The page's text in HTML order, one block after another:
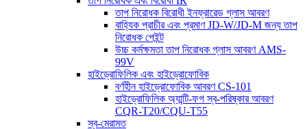
তাপ নিরোধক বিরোধী ইনফ্রারেড গ্লাস আবরণ
বাহ্যিক প্রাচীর এবং প্রমাণ JD-W/JD-M জন্য তাপ
নিরোধক পেইন্ট
উচ্চ কর্মক্ষমতা তাপ নিরোধক গ্লাস আবরণ AMS-
99V
হাইড্রোফিলিক এবং হাইড্রোফোবিক
বর্ণহীন হাইড্রোফোবিক আবরণ CS-101
হাইড্রোফিলিক অ্যান্টি-ফগ স্ব-পরিষ্কার আবরণ
CQR-T20/CQU-T55
স্ব-মেরামত